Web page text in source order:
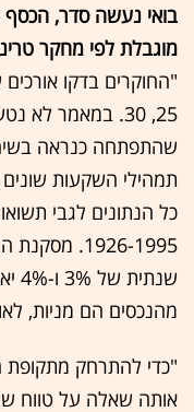
בואי נעשה סדר, הכסף
מוגבלת לפי מחקר
25, 30. במאמר לא
שהתפתחה כנראה
תמהילי השקעות
כל הנתונים לגבי
1926-1995.
מהנכסים הם מניות, לאורך 15,20,25 ו-
"כדי להתרחק מתקופת